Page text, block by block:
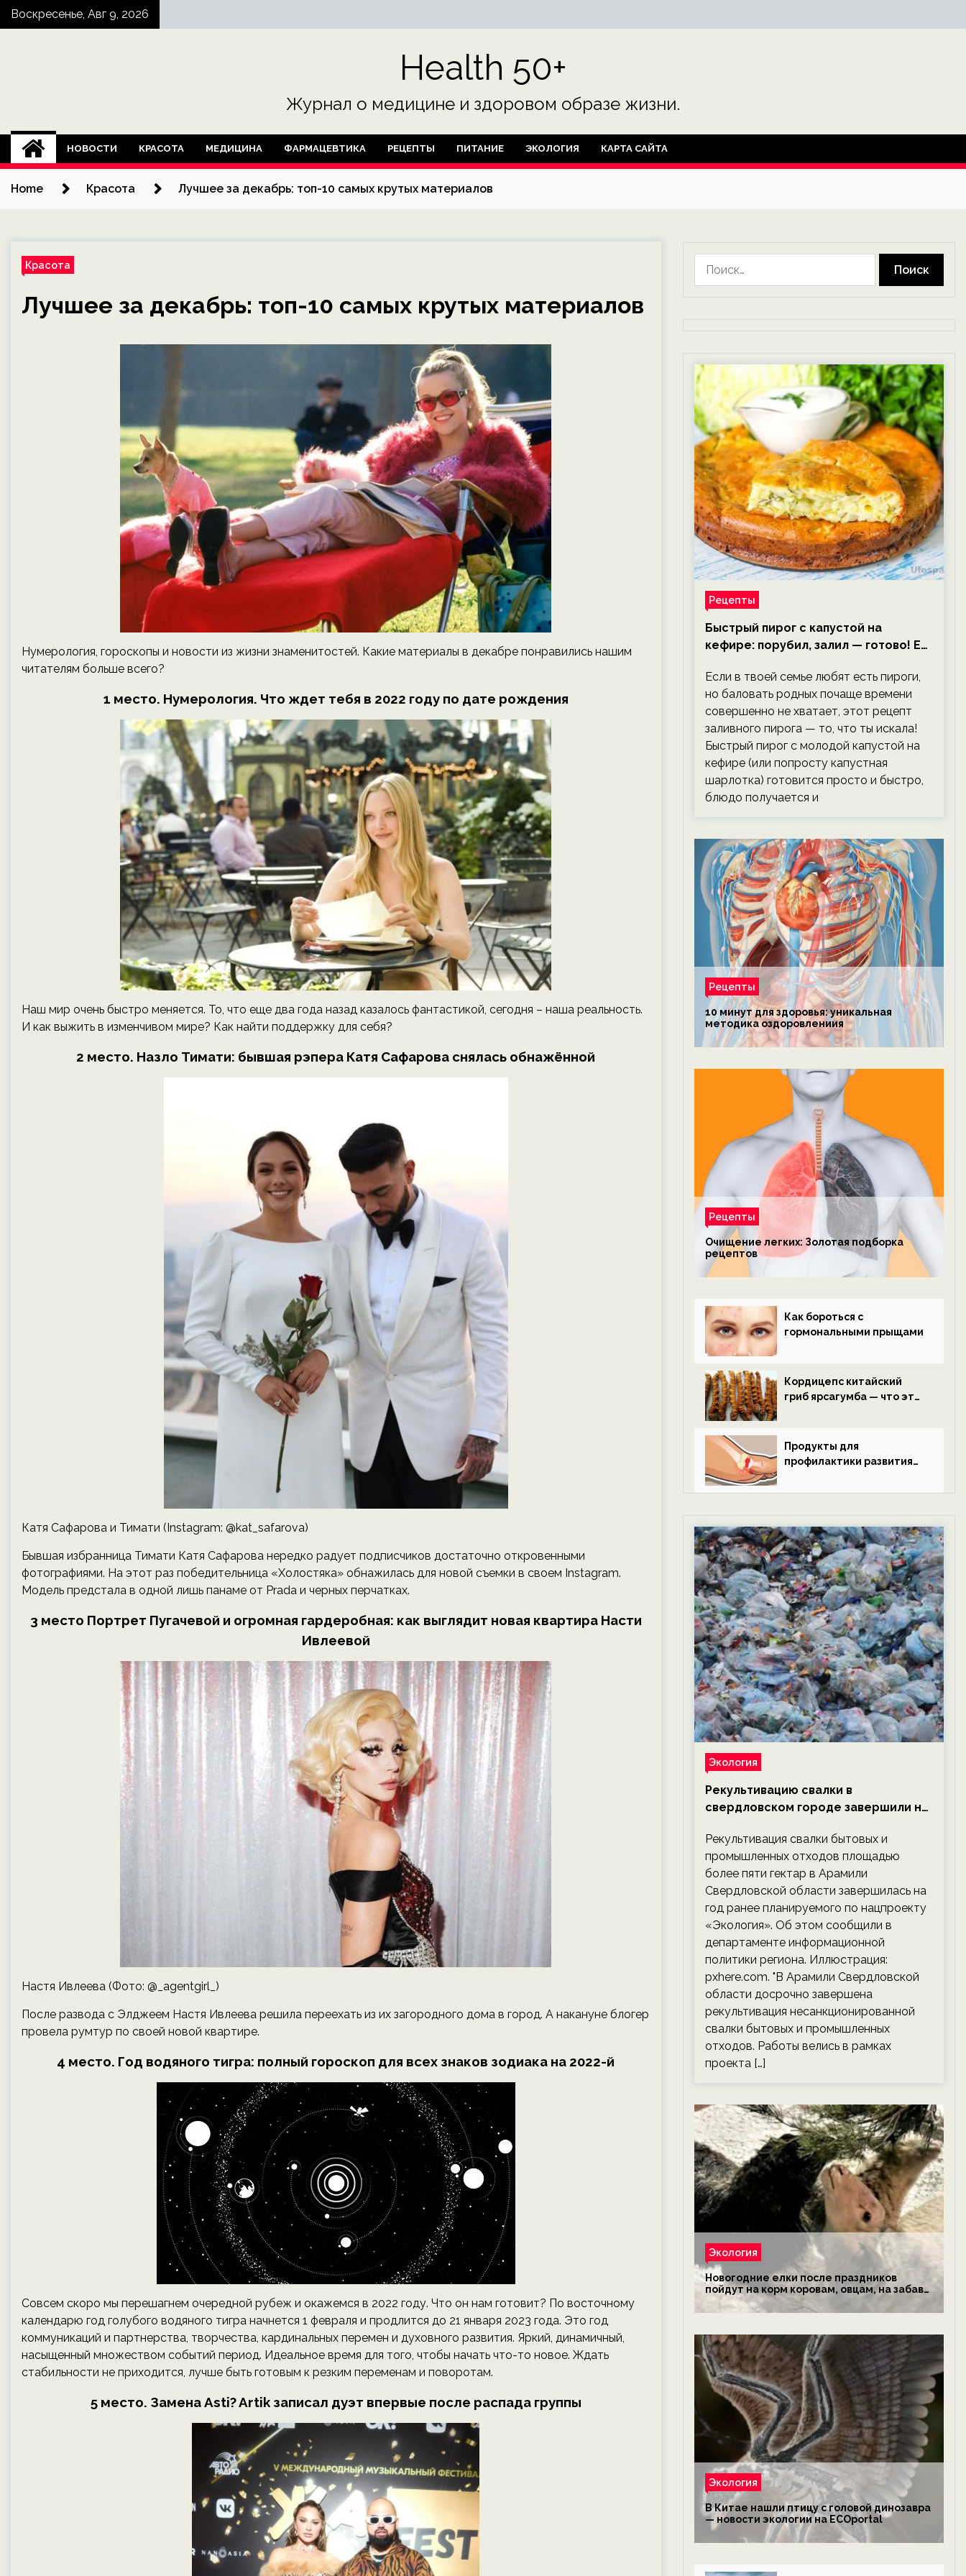
SkipВоскресенье, Авг 9, 2026
Health 50+
Журнал о медицине и здоровом образе жизни.
НОВОСТИ КРАСОТА МЕДИЦИНА ФАРМАЦЕВТИКА РЕЦЕПТЫ ПИТАНИЕ ЭКОЛОГИЯ КАРТА САЙТА
Home Красота Лучшее за декабрь: топ-10 самых крутых материалов
Красота
Лучшее за декабрь: топ-10 самых крутых материалов
Нумерология, гороскопы и новости из жизни знаменитостей. Какие материалы в декабре понравились нашим
читателям больше всего?
1 место. Нумерология. Что ждет тебя в 2022 году по дате рождения
Наш мир очень быстро меняется. То, что еще два года назад казалось фантастикой, сегодня – наша реальность.
И как выжить в изменчивом мире? Как найти поддержку для себя?
2 место. Назло Тимати: бывшая рэпера Катя Сафарова снялась обнажённой
Катя Сафарова и Тимати (Instagram: @kat_safarova)
Бывшая избранница Тимати Катя Сафарова нередко радует подписчиков достаточно откровенными
фотографиями. На этот раз победительница «Холостяка» обнажилась для новой съемки в своем Instagram.
Модель предстала в одной лишь панаме от Prada и черных перчатках.
3 место Портрет Пугачевой и огромная гардеробная: как выглядит новая квартира Насти
Ивлеевой
Настя Ивлеева (Фото: @_agentgirl_)
После развода с Элджеем Настя Ивлеева решила переехать из их загородного дома в город. А накануне блогер
провела румтур по своей новой квартире.
4 место. Год водяного тигра: полный гороскоп для всех знаков зодиака на 2022-й
Совсем скоро мы перешагнем очередной рубеж и окажемся в 2022 году. Что он нам готовит? По восточному
календарю год голубого водяного тигра начнется 1 февраля и продлится до 21 января 2023 года. Это год
коммуникаций и партнерства, творчества, кардинальных перемен и духовного развития. Яркий, динамичный,
насыщенный множеством событий период. Идеальное время для того, чтобы начать что-то новое. Ждать
стабильности не приходится, лучше быть готовым к резким переменам и поворотам.
5 место. Замена Asti? Artik записал дуэт впервые после распада группы
Рецепты
Быстрый пирог с капустой на
кефире: порубил, залил — готово! Ем,
Если в твоей семье любят есть пироги,
но баловать родных почаще времени
совершенно не хватает, этот рецепт
заливного пирога — то, что ты искала!
Быстрый пирог с молодой капустой на
кефире (или попросту капустная
шарлотка) готовится просто и быстро,
блюдо получается и
Рецепты
10 минут для здоровья: уникальная
методика оздоровлениия
Рецепты
Очищение легких: Золотая подборка
рецептов
Как бороться с
гормональными прыщами
Кордицепс китайский
гриб ярсагумба — что это
Продукты для
профилактики развития
Экология
Рекультивацию свалки в
свердловском городе завершили на
новости экологии на ECOportal
Рекультивация свалки бытовых и
промышленных отходов площадью
более пяти гектар в Арамили
Свердловской области завершилась на
год ранее планируемого по нацпроекту
«Экология». Об этом сообщили в
департаменте информационной
политики региона. Иллюстрация:
pxhere.com. "В Арамили Свердловской
области досрочно завершена
рекультивация несанкционированной
свалки бытовых и промышленных
отходов. Работы велись в рамках
проекта […]
Экология
Новогодние елки после праздников
пойдут на корм коровам, овцам, на забаву
обезьянам, львам и леопардам — новости
экологии на ECOportal
Экология
В Китае нашли птицу с головой динозавра
— новости экологии на ECOportal